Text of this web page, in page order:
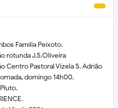
Família Peixoto.
rotunda J.S.Oliveira
Centro Pastoral Vizela S. Adrião
domingo 14h00.